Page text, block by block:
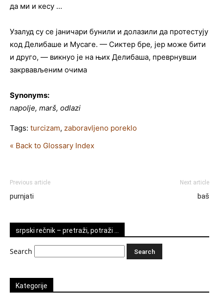
да ми и кесу …
Узалуд су се јаничари бунили и долазили да протестују
код Делибаше и Мусаге. — Сиктер бре, јер може бити
и друго, — викнуо је на њих Делибаша, преврнувши
закрвављеним очима
Synonyms:
napolje, marš, odlazi
Tags: turcizam, zaboravljeno poreklo
« Back to Glossary Index
Previous article
purnjati
Next article
baš
srpski rečnik – pretraži, potraži …
Search
Kategorije